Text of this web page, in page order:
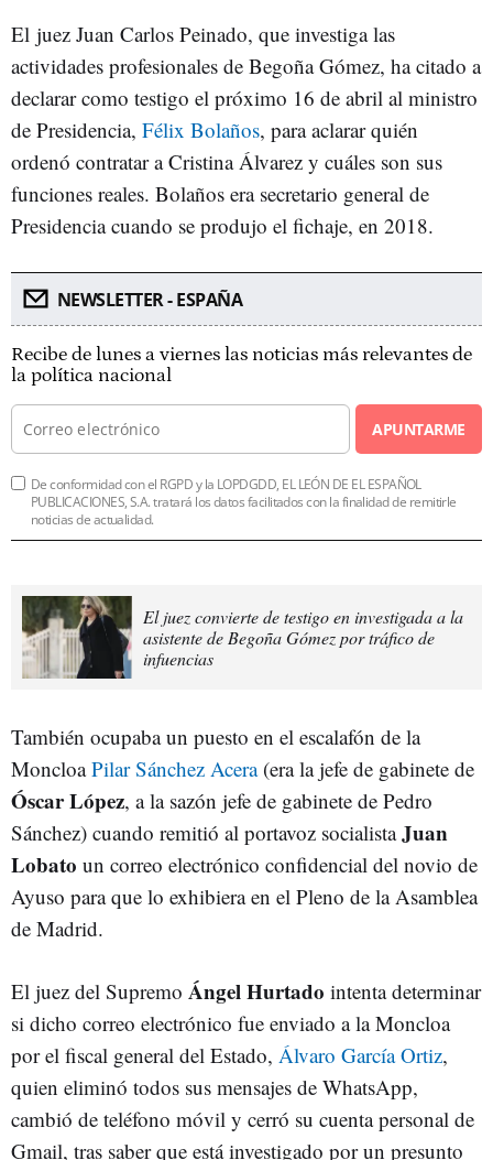
El juez Juan Carlos Peinado, que investiga las
actividades profesionales de Begoña Gómez, ha citado a
declarar como testigo el próximo 16 de abril al ministro
de Presidencia, Félix Bolaños, para aclarar quién
ordenó contratar a Cristina Álvarez y cuáles son sus
funciones reales. Bolaños era secretario general de
Presidencia cuando se produjo el fichaje, en 2018.
NEWSLETTER - ESPAÑA
Recibe de lunes a viernes las noticias más relevantes de
la política nacional
APUNTARME
De conformidad con el RGPD y la LOPDGDD, EL LEÓN DE EL ESPAÑOL
PUBLICACIONES, S.A. tratará los datos facilitados con la finalidad de remitirle
noticias de actualidad.
El juez convierte de testigo en investigada a la
asistente de Begoña Gómez por tráfico de
infuencias
También ocupaba un puesto en el escalafón de la
MoncloaPilar Sánchez Acera(era la jefe de gabinete de
Óscar López, a la sazón jefe de gabinete de Pedro
Sánchez) cuando remitió al portavoz socialistaJuan
Lobato un correo electrónico confidencial del novio de
Ayuso para que lo exhibiera en el Pleno de la Asamblea
de Madrid.
El juez del Supremo Ángel Hurtado intenta determinar
si dicho correo electrónico fue enviado a la Moncloa
por el fiscal general del Estado, Álvaro García Ortiz,
quien eliminó todos sus mensajes de WhatsApp,
cambió de teléfono móvil y cerró su cuenta personal de
Gmail, tras saber que está investigado por un presunto